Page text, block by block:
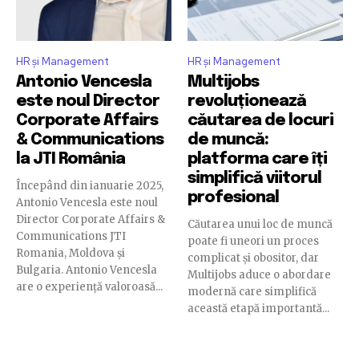
HR și Management
Antonio Vencesla
este noul Director
Corporate Affairs
& Communications
la JTI România
Începând din ianuarie 2025,
Antonio Vencesla este noul
Director Corporate Affairs &
Communications JTI
Romania, Moldova și
Bulgaria. Antonio Vencesla
are o experiență valoroasă...
HR și Management
Multijobs
revoluționează
căutarea de locuri
de muncă:
platforma care îți
simplifică viitorul
profesional
Căutarea unui loc de muncă
poate fi uneori un proces
complicat și obositor, dar
Multijobs aduce o abordare
modernă care simplifică
această etapă importantă...